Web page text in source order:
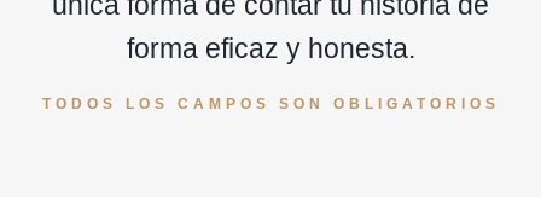
forma eficaz y honesta.
TODOS LOS CAMPOS SON OBLIGATORIOS